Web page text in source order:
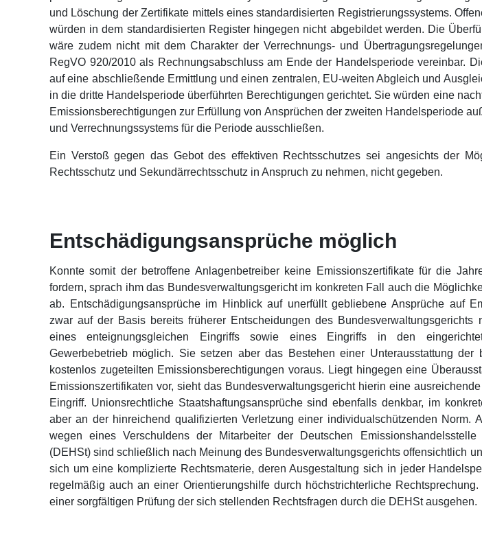
und Löschung der Zertifikate mittels eines standardisierten Registrierungssystems.
würden in dem standardisierten Register hingegen nicht abgebildet werden. Die
wäre zudem nicht mit dem Charakter der Verrechnungs- und
RegVO 920/2010 als Rechnungsabschluss am Ende der Handelsperiode vereinbar.
auf eine abschließende Ermittlung und einen zentralen, EU-weiten Abgleich und
in die dritte Handelsperiode überführten Berechtigungen gerichtet. Sie würden eine
Emissionsberechtigungen zur Erfüllung von Ansprüchen der zweiten Handelsperiode
und Verrechnungssystems für die Periode ausschließen.
Ein Verstoß gegen das Gebot des effektiven Rechtsschutzes sei angesichts der
Rechtsschutz und Sekundärrechtsschutz in Anspruch zu nehmen, nicht gegeben.
Entschädigungsansprüche möglich
Konnte somit der betroffene Anlagenbetreiber keine Emissionszertifikate für die
fordern, sprach ihm das Bundesverwaltungsgericht im konkreten Fall auch die
ab. Entschädigungsansprüche im Hinblick auf unerfüllt gebliebene Ansprüche auf
zwar auf der Basis bereits früherer Entscheidungen des Bundesverwaltungsgerichts
eines enteignungsgleichen Eingriffs sowie eines Eingriffs in den
Gewerbebetrieb möglich. Sie setzen aber das Bestehen einer Unterausstattung der
kostenlos zugeteilten Emissionsberechtigungen voraus. Liegt hingegen eine
Emissionszertifikaten vor, sieht das Bundesverwaltungsgericht hierin eine
Eingriff. Unionsrechtliche Staatshaftungsansprüche sind ebenfalls denkbar, im
aber an der hinreichend qualifizierten Verletzung einer individualschützenden Norm.
wegen eines Verschuldens der Mitarbeiter der Deutschen Emissionshandelsstelle
(DEHSt) sind schließlich nach Meinung des Bundesverwaltungsgerichts offensichtlich
sich um eine komplizierte Rechtsmaterie, deren Ausgestaltung sich in jeder
regelmäßig auch an einer Orientierungshilfe durch höchstrichterliche
einer sorgfältigen Prüfung der sich stellenden Rechtsfragen durch die DEHSt ausgehen.